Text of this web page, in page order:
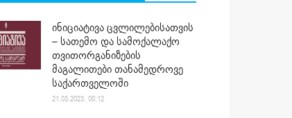
ინიციატივა ცვლილებისათვის
– სათემო და სამოქალაქო
თვითორგანიზების
მაგალითები თანამედროვე
საქართველოში
21.03.2023. 00:12